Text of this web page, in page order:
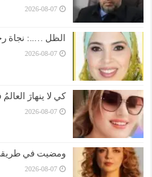
2026-08-07
الظل …..: نجاة
2026-08-07
كي لا ينهارَ
2026-08-07
ومضيت في
2026-08-07